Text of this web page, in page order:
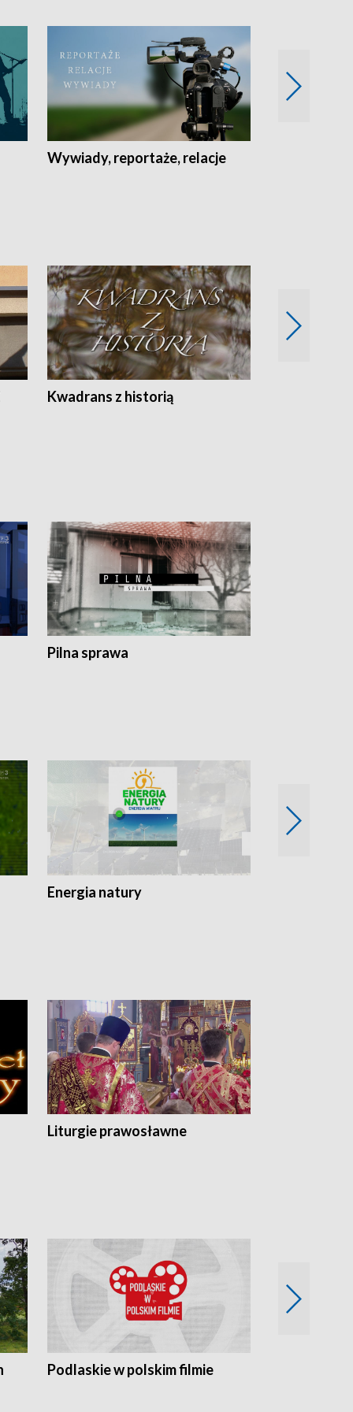
Wywiady, reportaże, relacje
Kwadrans z historią
Pilna sprawa
Energia natury
Liturgie prawosławne
Podlaskie w polskim filmie